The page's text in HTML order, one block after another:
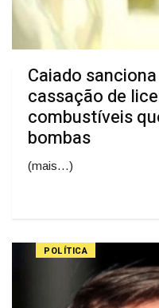
Caiado
cassação de
combustíveis
bombas
(mais…)
POLÍTICA